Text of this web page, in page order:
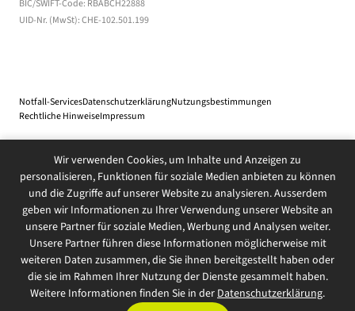
0
BIC/SWIFT-Code: RBABCH22888
UID-Nr. (MwSt): CHE-102.501.199
Notfall-ServicesDatenschutzerklärung(öffnet in einem neuen Tab)
Nutzungsbestimmungen
Rechtliche Hinweise(öffnet in einem neuen Tab)
Impressum
© 2026 Bank BSU Genossenschaft
Wir verwenden Cookies, um Inhalte und Anzeigen zu
personalisieren, Funktionen für soziale Medien anbieten zu können
und die Zugriffe auf unserer Website zu analysieren. Ausserdem
geben wir Informationen zu Ihrer Verwendung unserer Website an
unsere Partner für soziale Medien, Werbung und Analysen weiter.
Unsere Partner führen diese Informationen möglicherweise mit
weiteren Daten zusammen, die Sie ihnen bereitgestellt haben oder
die sie im Rahmen Ihrer Nutzung der Dienste gesammelt haben.
Weitere Informationen finden Sie in derDatenschutzerklärung.